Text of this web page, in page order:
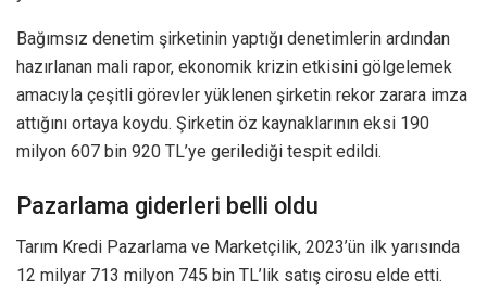
Bağımsız denetim şirketinin yaptığı denetimlerin ardından
hazırlanan mali rapor, ekonomik krizin etkisini gölgelemek
amacıyla çeşitli görevler yüklenen şirketin rekor zarara imza
attığını ortaya koydu. Şirketin öz kaynaklarının eksi 190
milyon 607 bin 920 TL’ye gerilediği tespit edildi.
Pazarlama giderleri belli oldu
Tarım Kredi Pazarlama ve Marketçilik, 2023’ün ilk yarısında
12 milyar 713 milyon 745 bin TL’lik satış cirosu elde etti.